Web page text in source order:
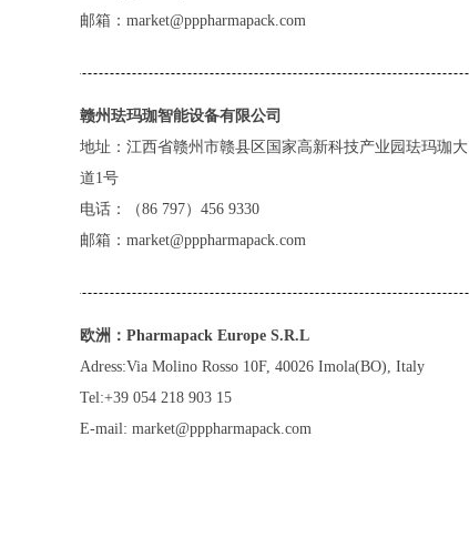
邮箱： market@pppharmapack.com
赣州珐玛珈智能设备有限公司
地址：江西省赣州市赣县区国家高新科技产业园珐玛珈大
道1号
电话：（86 797）456 9330
邮箱： market@pppharmapack.com
欧洲：Pharmapack Europe S.R.L
Adress:Via Molino Rosso 10F, 40026 Imola(BO), Italy
Tel:+39 054 218 903 15
E-mail: market@pppharmapack.com